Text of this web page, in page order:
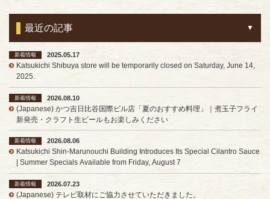
最近の記事
新着情報
2025.05.17
Katsukichi Shibuya store will be temporarily closed on Saturday, June 14,
2025.
新着情報
2026.08.10
(Japanese) かつ吉日比谷国際ビル店「夏のおすすめ料理」｜煮玉子フライ
新発売・クラフト生ビールもお楽しみください
新着情報
2026.08.06
Katsukichi Shin-Marunouchi Building Introduces Its Special Cilantro Sauce
| Summer Specials Available from Friday, August 7
新着情報
2026.07.23
(Japanese) テレビ取材にご協力させていただきました。